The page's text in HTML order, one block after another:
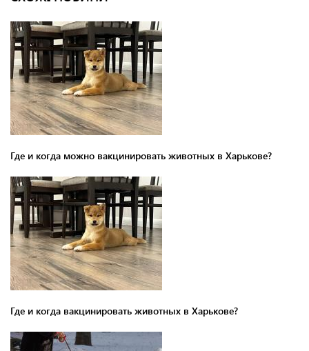
Где и когда можно вакцинировать животных в Харькове?
Где и когда вакцинировать животных в Харькове?